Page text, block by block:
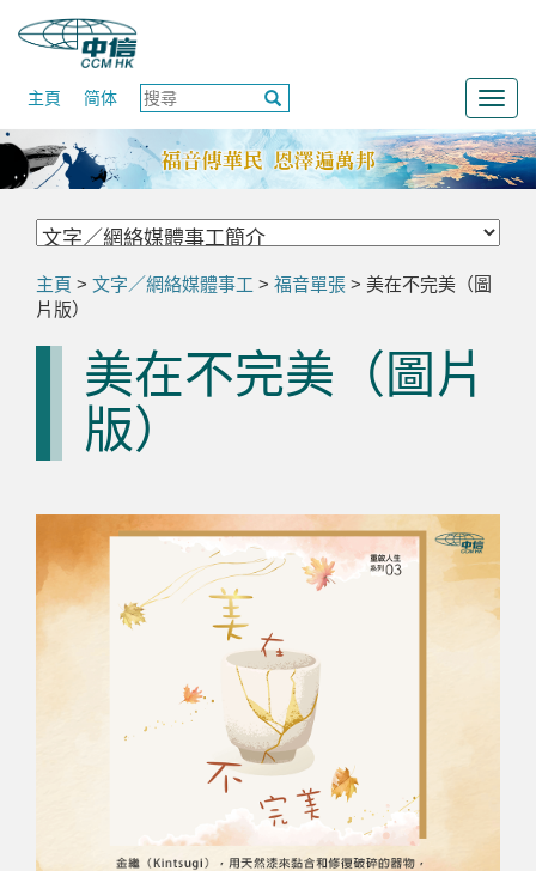
主頁 简体
主頁 > 文字／網絡媒體事工 > 福音單張 > 美在不完美（圖
片版）
美在不完美（圖片
版）